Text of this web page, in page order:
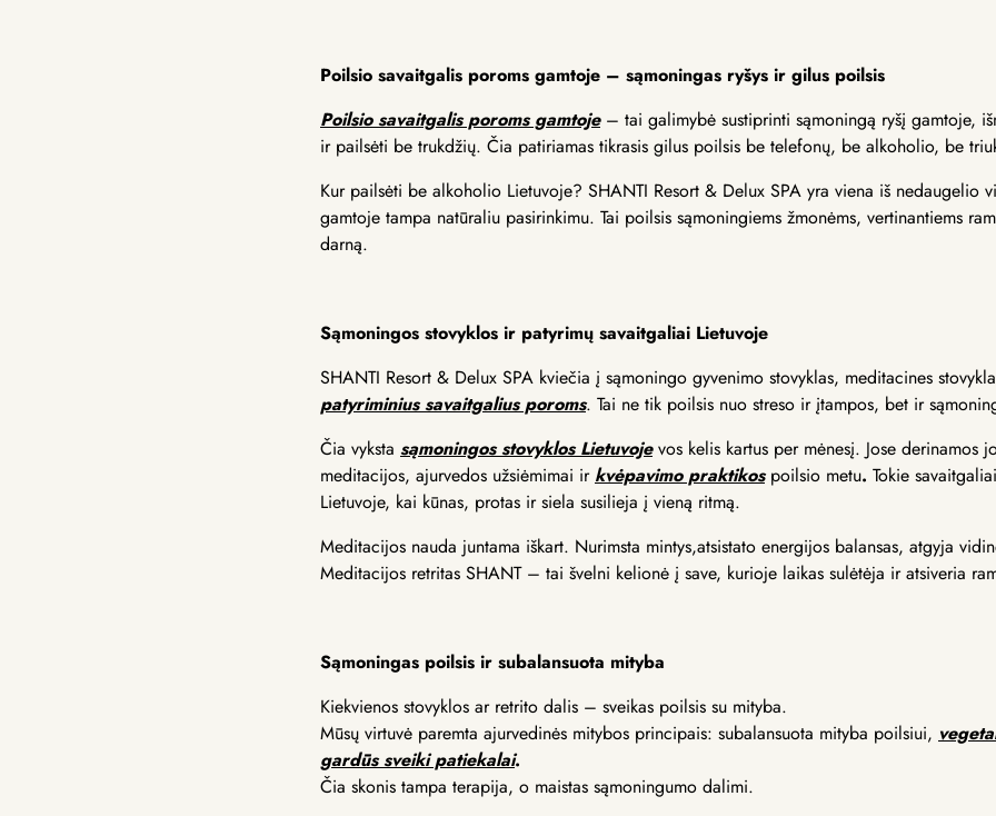
Poilsio savaitgalis poroms gamtoje – sąmoningas ryšys ir gilus poilsis
Poilsio savaitgalis poroms gamtoje– tai galimybė sustiprinti sąmoningą ryšį gamtoje,
ir pailsėti be trukdžių. Čia patiriamas tikrasis gilus poilsis be telefonų, be alkoholio, be
Kur pailsėti be alkoholio Lietuvoje? SHANTI Resort & Delux SPA yra viena iš nedaugelio
gamtoje tampa natūraliu pasirinkimu. Tai poilsis sąmoningiems žmonėms, vertinantiems
darną.
Sąmoningos stovyklos ir patyrimų savaitgaliai Lietuvoje
SHANTI Resort & Delux SPA kviečia į sąmoningo gyvenimo stovyklas, meditacines
patyriminius savaitgalius poroms. Tai ne tik poilsis nuo streso ir įtampos, bet ir
Čia vyksta sąmoningos stovyklos Lietuvojevos kelis kartus per mėnesį. Jose derinamos
meditacijos, ajurvedos užsiėmimai ir kvėpavimo praktikospoilsio metu. Tokie
Lietuvoje, kai kūnas, protas ir siela susilieja į vieną ritmą.
Meditacijos nauda juntama iškart. Nurimsta mintys,atsistato energijos balansas, atgyja
Meditacijos retritas SHANT – tai švelni kelionė į save, kurioje laikas sulėtėja ir atsiveria
Sąmoningas poilsis ir subalansuota mityba
Kiekvienos stovyklos ar retrito dalis – sveikas poilsis su mityba.
Mūsų virtuvė paremta ajurvedinės mitybos principais: subalansuota mityba poilsiui,
gardūs sveiki patiekalai.
Čia skonis tampa terapija, o maistas sąmoningumo dalimi.